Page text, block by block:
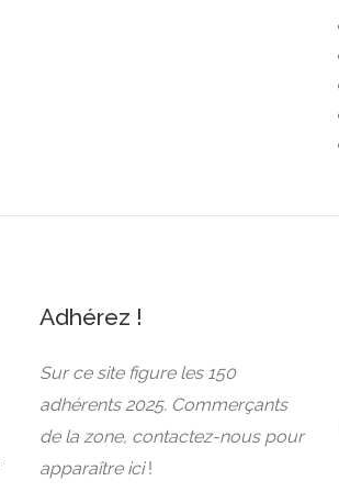
Adhérez !
Sur ce site figure les 150
adhérents 2025. Commerçants
de la zone, contactez-nous pour
apparaître ici!